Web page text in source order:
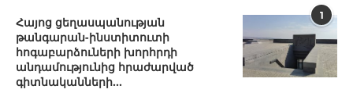
1
Հայոց ցեղասպանության
թանգարան-ինստիտուտի
հոգաբարձուների խորհրդի
անդամությունից հրաժարված
գիտնականների...